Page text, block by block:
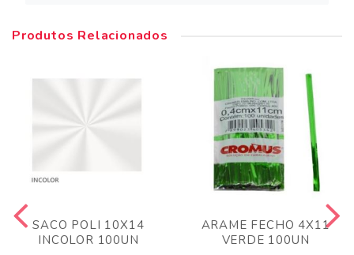
Produtos Relacionados
SACO POLI 10X14
INCOLOR 100UN
ARAME FECHO 4X11
VERDE 100UN